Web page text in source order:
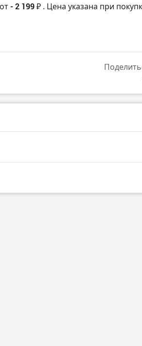
от- 2 199 ₽ . Цена указана при